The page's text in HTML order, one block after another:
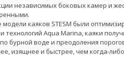
независимых боковых камер и
каяков STESM были
технологий Aqua Marina, каяки
бурной воде и преодоления
изящнее и быстрее, чем когда-